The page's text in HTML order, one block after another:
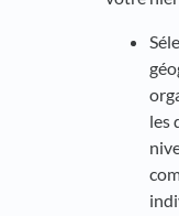
les